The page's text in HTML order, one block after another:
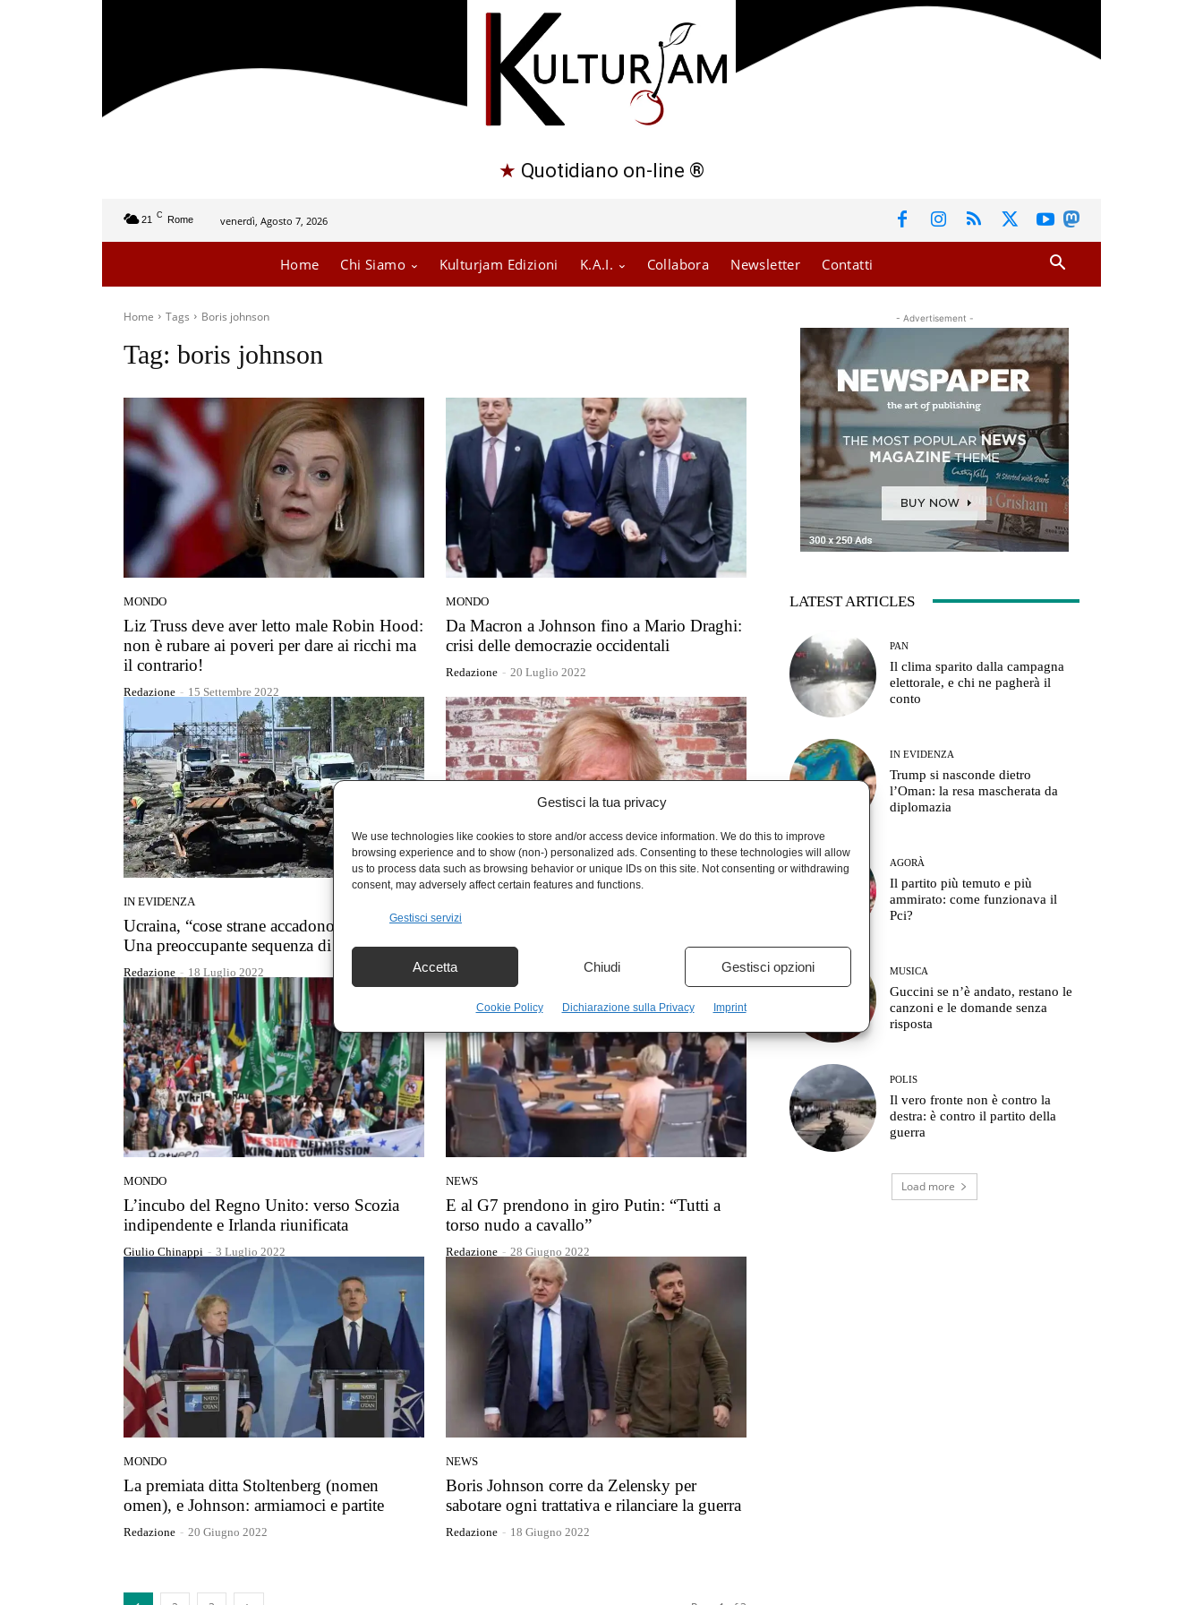
Gestisci la tua privacy
We use technologies like cookies to store and/or access device information. We do this to improve
browsing experience and to show (non-) personalized ads. Consenting to these technologies will allow
us to process data such as browsing behavior or unique IDs on this site. Not consenting or withdrawing
consent, may adversely affect certain features and functions.
Gestisci servizi
Accetta Chiudi Gestisci opzioni
Cookie Policy Dichiarazione sulla Privacy Imprint
★ Quotidiano on-line ®
21 C Rome venerdì, Agosto 7, 2026
Home Chi Siamo Kulturjam Edizioni K.A.I. Collabora Newsletter Contatti
Home Tags Boris johnson
Tag: boris johnson
MONDO
Liz Truss deve aver letto male Robin Hood:
non è rubare ai poveri per dare ai ricchi ma
il contrario!
Redazione - 15 Settembre 2022
MONDO
Da Macron a Johnson fino a Mario Draghi:
crisi delle democrazie occidentali
Redazione - 20 Luglio 2022
IN EVIDENZA
Ucraina, “cose strane accadono in guerra”.
Una preoccupante sequenza di fatti
Redazione - 18 Luglio 2022
Boris Johnson e il doppio paradosso delle
dimissioninon dimissioni
Alexandro Sabetti 7 Luglio 2022
MONDO
L’incubo del Regno Unito: verso Scozia
indipendente e Irlanda riunificata
Giulio Chinappi - 3 Luglio 2022
NEWS
E al G7 prendono in giro Putin: “Tutti a
torso nudo a cavallo”
Redazione - 28 Giugno 2022
MONDO
La premiata ditta Stoltenberg (nomen
omen), e Johnson: armiamoci e partite
Redazione - 20 Giugno 2022
NEWS
Boris Johnson corre da Zelensky per
sabotare ogni trattativa e rilanciare la guerra
Redazione - 18 Giugno 2022
- Advertisement -
LATEST ARTICLES
PAN
Il clima sparito dalla campagna
elettorale, e chi ne pagherà il
conto
IN EVIDENZA
Trump si nasconde dietro
l’Oman: la resa mascherata da
diplomazia
AGORÀ
Il partito più temuto e più
ammirato: come funzionava il
Pci?
MUSICA
Guccini se n’è andato, restano le
canzoni e le domande senza
risposta
POLIS
Il vero fronte non è contro la
destra: è contro il partito della
guerra
Load more